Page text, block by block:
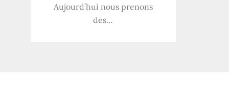
Aujourd’hui nous prenons
des…